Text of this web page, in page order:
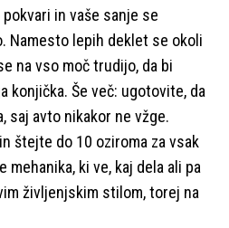
in vaše sanje se
Namesto lepih deklet se okoli
na vso moč trudijo, da bi
konjička. Še več: ugotovite, da
saj avto nikakor ne vžge.
štejte do 10 oziroma za vsak
mehanika, ki ve, kaj dela ali pa
življenjskim stilom, torej na